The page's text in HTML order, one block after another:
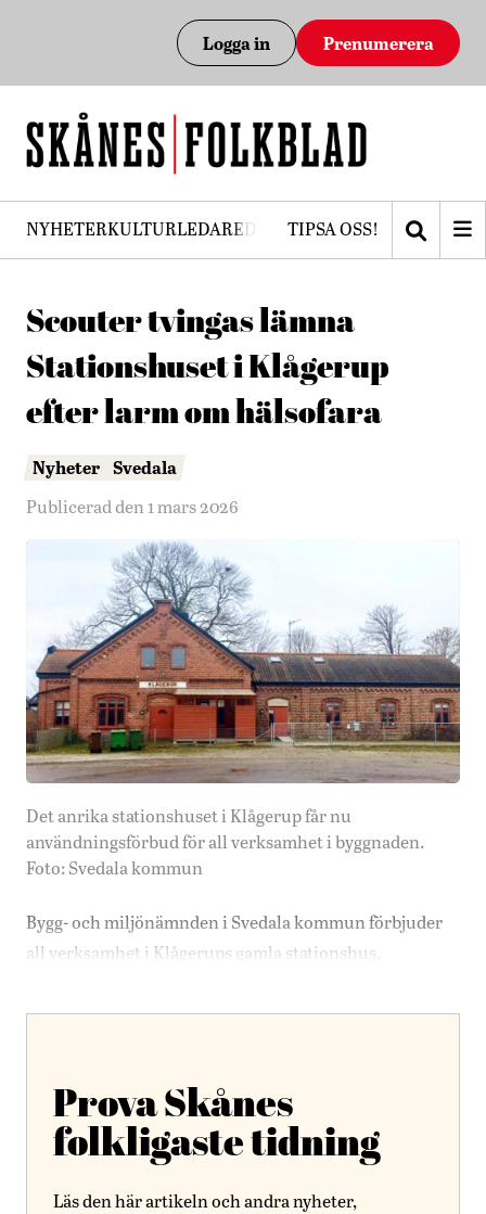
Logga in Prenumerera
NYHETERKULTURLEDAREDEBATTPRENUMERERA
TIPSA OSS!
Scouter tvingas lämna
Stationshuset i Klågerup
efter larm om hälsofara
Nyheter Svedala
Publicerad den 1 mars 2026
Det anrika stationshuset i Klågerup får nu
användningsförbud för all verksamhet i byggnaden.
Foto: Svedala kommun
Bygg- och miljönämnden i Svedala kommun förbjuder
all verksamhet i Klågerups gamla stationshus.
Prova Skånes
folkligaste tidning
Läs den här artikeln och andra nyheter,